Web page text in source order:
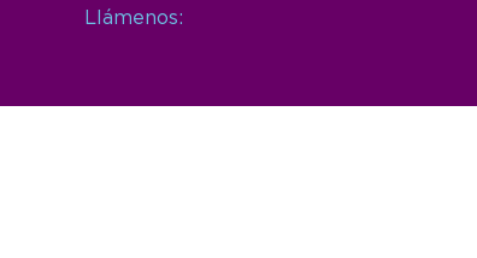
Llámenos: